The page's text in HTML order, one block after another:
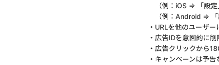
（例：iOS ⇒ 「設定
（例：Android ⇒ 「
・URLを他のユーザ
・広告IDを意図的に
・広告クリックから
・キャンペーンは予